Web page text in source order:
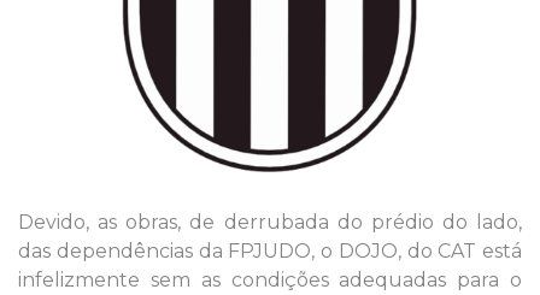
Devido, as obras, de derrubada do prédio do lado,
das dependências da FPJUDO, o DOJO, do CAT está
infelizmente sem as condições adequadas para o